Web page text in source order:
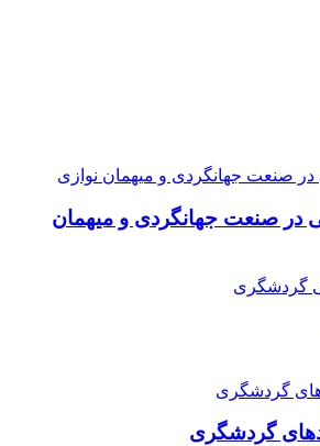
در صنعت جهانگردی و میهمان
گردشگری
گردشگری